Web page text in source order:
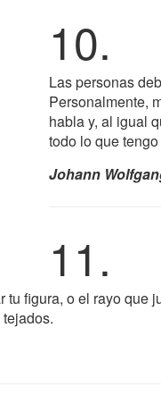
10.
Las personas
Personalmente,
habla y, al igual
todo lo que
Johann
11.
figura, o el rayo que